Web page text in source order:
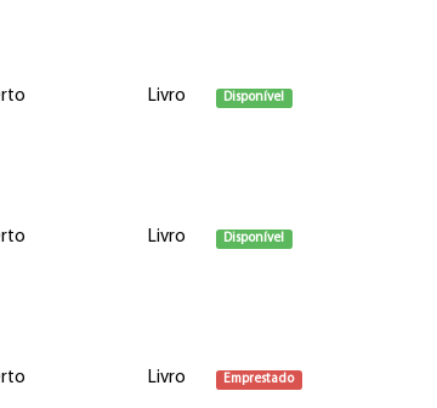
Livro Disponível
Livro Disponível
Livro Emprestado